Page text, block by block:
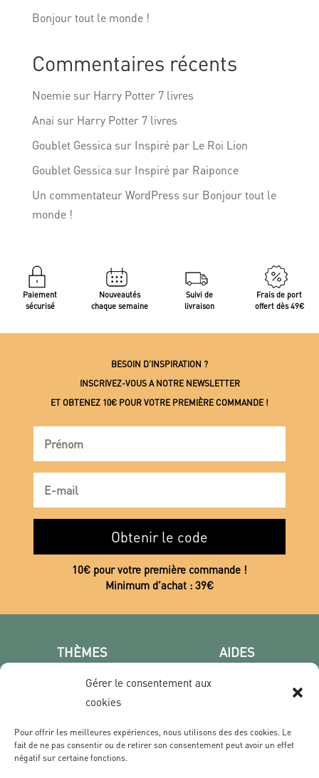
Gérer le consentement aux
cookies
Pour offrir les meilleures expériences, nous utilisons des des cookies. Le
fait de ne pas consentir ou de retirer son consentement peut avoir un effet
négatif sur certaine fonctions.
Bonjour tout le monde !
Commentaires récents
Noemiesur Harry Potter 7 livres
Anai sur Harry Potter 7 livres
Goublet Gessica sur Inspiré par Le Roi Lion
Goublet Gessica sur Inspiré par Raiponce
Un commentateur WordPress sur Bonjour tout le
monde !
Paiement
sécurisé
Nouveautés
chaque semaine
Suivi de
livraison
Frais de port
offert dès 49€
BESOIN D’INSPIRATION ?
INSCRIVEZ-VOUS A NOTRE NEWSLETTER
ET OBTENEZ 10€ POUR VOTRE PREMIÈRE COMMANDE !
Obtenir le code
10€ pour votre première commande !
Minimum d’achat : 39€
THÈMES
Poster photo
Les villes
Film & Série
AIDES